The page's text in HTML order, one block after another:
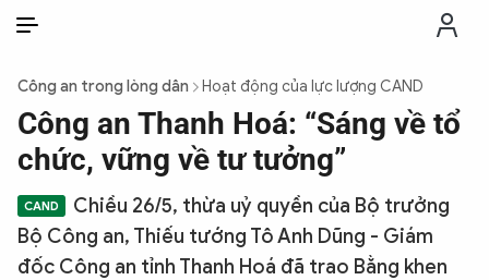
THỜI SỰ
CHỐNG DIỄN BIẾN HÒA BÌNH
CÔNG AN TRONG LÒNG DÂN
Công an trong lòng dân Hoạt động của lực lượng CAND
Công an Thanh Hoá: “Sáng về tổ
chức, vững về tư tưởng”
Chiều 26/5, thừa uỷ quyền của Bộ trưởng
Bộ Công an, Thiếu tướng Tô Anh Dũng - Giám
đốc Công an tỉnh Thanh Hoá đã trao Bằng khen